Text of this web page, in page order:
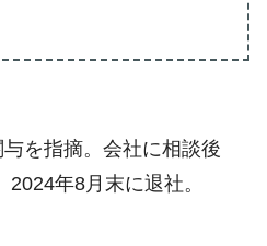
を指摘。会社に相談後
2024年8月末に退社。